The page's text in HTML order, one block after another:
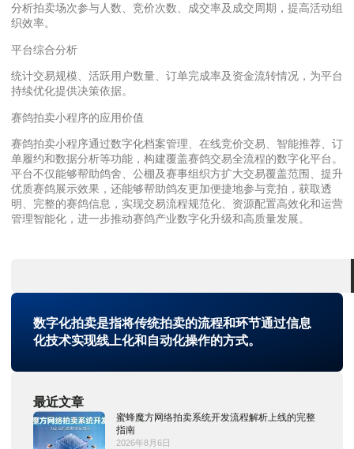
分析拍卖场次参与人数、竞价次数、成交率及成交周期，提高活动组
织效率。
平台综合分析
统计交易规模、活跃用户数量、订单完成率及资金流转情况，为平台
持续优化提供决策依据。
赛鸽拍卖小程序的应用价值
赛鸽拍卖小程序通过数字化档案管理、在线竞价交易、智能推荐、订
单履约和数据分析等功能，构建覆盖赛鸽交易全流程的数字化平台。
平台不仅能够帮助鸽舍、公棚及赛事组织方扩大交易覆盖范围、提升
优质赛鸽展示效果，还能够帮助鸽友更加便捷地参与竞拍，获取透
明、完整的赛鸽信息，实现交易流程规范化、资源配置高效化和运营
管理智能化，进一步推动赛鸽产业数字化升级和高质量发展。
数字化拍卖是指将传统拍卖的流程和环节通过信息
化技术实现线上化和自动化操作的方式。
最近文章
蜜蜂魔方网络拍卖系统开发流程解析上线的完整
指南
2026年8月6日